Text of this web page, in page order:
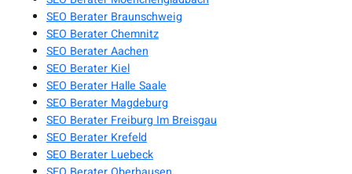
SEO Berater Braunschweig
SEO Berater Chemnitz
SEO Berater Aachen
SEO Berater Kiel
SEO Berater Halle Saale
SEO Berater Magdeburg
SEO Berater Freiburg Im Breisgau
SEO Berater Krefeld
SEO Berater Luebeck